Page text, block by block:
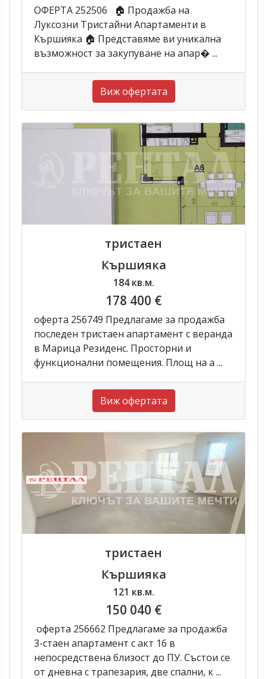
ОФЕРТА 252506 🏠 Продажба на
Луксозни Тристайни Апартаменти в
Кършияка 🏠 Представяме ви уникална
възможност за закупуване на апар� ...
Виж офертата
тристаен
Кършияка
184 кв.м.
178 400 €
оферта 256749 Предлагаме за продажба
последен тристаен апартамент с веранда
в Марица Резиденс. Просторни и
функционални помещения. Площ на а ...
Виж офертата
тристаен
Кършияка
121 кв.м.
150 040 €
оферта 256662 Предлагаме за продажба
3-стаен апартамент с акт 16 в
непосредствена близост до ПУ. Състои се
от дневна с трапезария, две спални, к ...